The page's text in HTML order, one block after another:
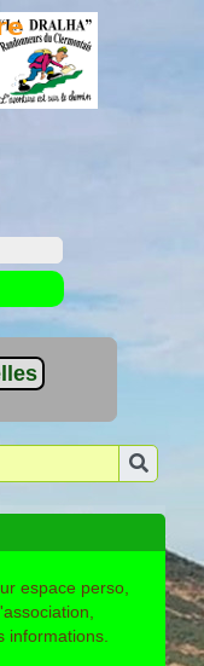
espace perso,
informations.